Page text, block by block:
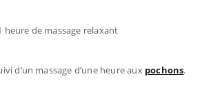
de massage relaxant
d’un massage d’une heure aux pochons.